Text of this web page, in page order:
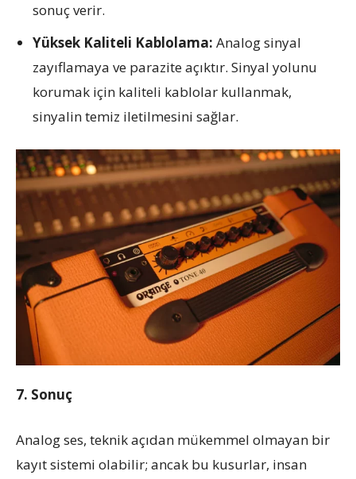
sonuç verir.
Yüksek Kaliteli Kablolama: Analog sinyal
zayıflamaya ve parazite açıktır. Sinyal yolunu
korumak için kaliteli kablolar kullanmak,
sinyalin temiz iletilmesini sağlar.
7. Sonuç
Analog ses, teknik açıdan mükemmel olmayan bir
kayıt sistemi olabilir; ancak bu kusurlar, insan